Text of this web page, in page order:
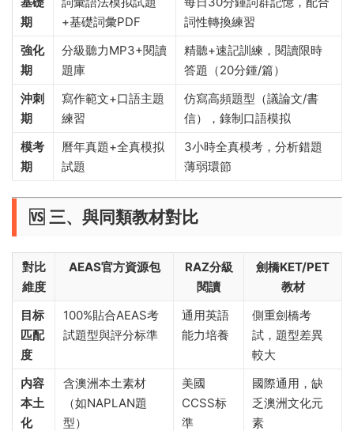
期​
+基礎詞彙PDF
詞性轉換練習
​強化
期​
分級聽力MP3+閱讀
題庫
精聽+速記訓練，閱讀限時
答題（20分鍾/篇）
​沖刺
期​
寫作範文+口語主題
練習
仿寫高頻題型（議論文/書
信），錄制口語模拟
​模考
期​
曆年真題+全真模拟
試題
3小時全真模考，分析錯題
薄弱環節
🆚 ​ ​三、與同類教材對比​
​對比
維度​
​AEAS官方資源包​
​RAZ分級
閱讀​
​劍橋KET/PET
教材​
​目标
匹配
度​
100%貼合AEAS考
試題型與評分标準
通用英語
能力培養
側重劍橋考
試，題型差異
較大
​内容
本土
化​
含澳洲本土素材
（如NAPLAN題
型）
美國
CCSS标
準
國際通用，缺
乏澳洲文化元
素